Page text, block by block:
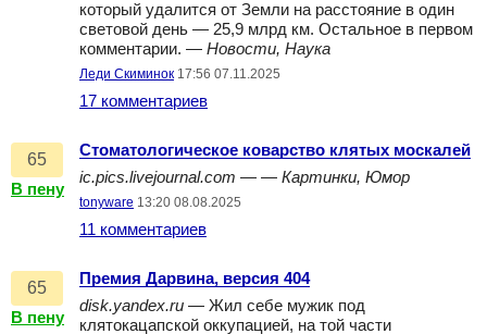
который удалится от Земли на расстояние в один
световой день — 25,9 млрд км. Остальное в первом
комментарии. — Новости, Наука
Леди Скиминок 17:56 07.11.2025
17 комментариев
65
В пену
Стоматологическое коварство клятых москалей
ic.pics.livejournal.com — — Картинки, Юмор
tonyware 13:20 08.08.2025
11 комментариев
65
В пену
Премия Дарвина, версия 404
disk.yandex.ru — Жил себе мужик под
клятокацапской оккупацией, на той части